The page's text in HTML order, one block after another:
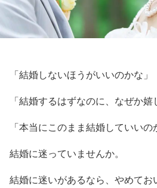
「結婚しないほうがいいのかな」
「結婚するはずなのに、なぜか嬉
「本当にこのまま結婚していいの
結婚に迷っていませんか。
結婚に迷いがあるなら、やめてお